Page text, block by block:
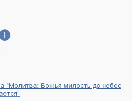
"Молитва: Божья милость до небес